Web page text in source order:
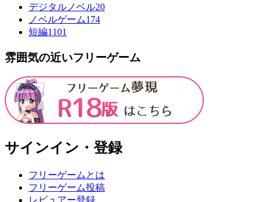
デジタルノベル20
ノベルゲーム174
短編1101
雰囲気の近いフリーゲーム
サインイン・登録
フリーゲームとは
フリーゲーム投稿
レビュアー登録